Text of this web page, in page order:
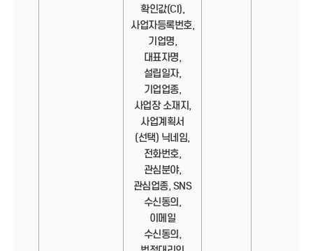
확인값(CI),
사업자등록번호,
기업명,
대표자명,
설립일자,
기업업종,
사업장 소재지,
사업계획서
(선택) 닉네임,
전화번호,
관심분야,
관심업종, SNS
수신동의,
이메일
수신동의,